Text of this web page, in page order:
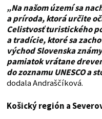
„Na našom území sa
a príroda, ktorá určite
Celistvosť turistického
a tradície, ktoré sa
východ Slovenska
pamiatok vrátane
do zoznamu UNESCO a
dodala Andraščíková.
Košický región a